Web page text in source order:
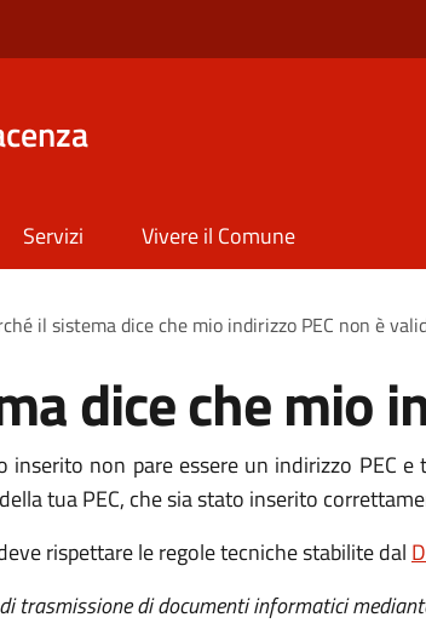
Servizi Vivere il Comune
il sistema dice che mio indirizzo PEC non è
dice che mio
non pare essere un indirizzo PEC
tua PEC, che sia stato inserito
rispettare le regole tecniche stabilite dal
trasmissione di documenti informatici